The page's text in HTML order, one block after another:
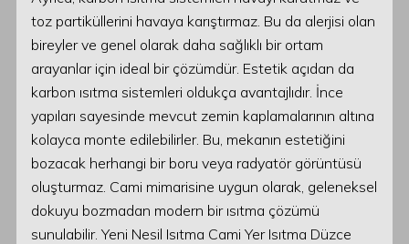
toz partiküllerini havaya karıştırmaz. Bu da alerjisi olan
bireyler ve genel olarak daha sağlıklı bir ortam
arayanlar için ideal bir çözümdür. Estetik açıdan da
karbon ısıtma sistemleri oldukça avantajlıdır. İnce
yapıları sayesinde mevcut zemin kaplamalarının altına
kolayca monte edilebilirler. Bu, mekanın estetiğini
bozacak herhangi bir boru veya radyatör görüntüsü
oluşturmaz. Cami mimarisine uygun olarak, geleneksel
dokuyu bozmadan modern bir ısıtma çözümü
sunulabilir. Yeni Nesil Isıtma Cami Yer Isıtma Düzce